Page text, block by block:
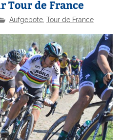
Tour de France
Aufgebote, Tour de France